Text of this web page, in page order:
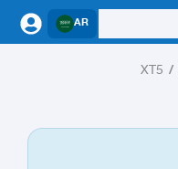
AR
/
XT5